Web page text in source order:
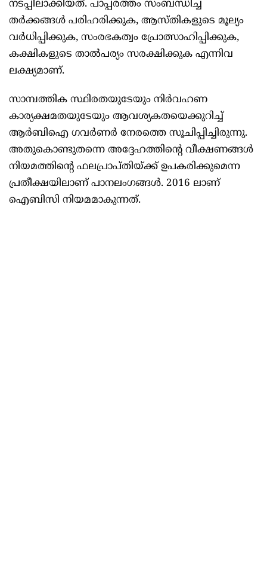
നടപ്പിലാക്കിയത്. പാപ്പരത്തം സംബന്ധിച്ച
തര്‍ക്കങ്ങള്‍ പരിഹരിക്കുക, ആസ്തികളുടെ മൂല്യം
വര്‍ധിപ്പിക്കുക, സംരഭകത്വം പ്രോത്സാഹിപ്പിക്കുക,
കക്ഷികളുടെ താല്‍പര്യം സരക്ഷിക്കുക എന്നിവ
ലക്ഷ്യമാണ്.
സാമ്പത്തിക സ്ഥിരതയുടേയും നിര്‍വഹണ
കാര്യക്ഷമതയുടേയും ആവശ്യകതയെക്കുറിച്ച്
ആര്‍ബിഐ ഗവര്‍ണര്‍ നേരത്തെ സൂചിപ്പിച്ചിരുന്നു.
അതുകൊണ്ടുതന്നെ അദ്ദേഹത്തിന്റെ വീക്ഷണങ്ങള്‍
നിയമത്തിന്റെ ഫലപ്രാപ്തിയ്ക്ക് ഉപകരിക്കുമെന്ന
പ്രതീക്ഷയിലാണ് പാനലംഗങ്ങള്‍. 2016 ലാണ്
ഐബിസി നിയമമാകുന്നത്.